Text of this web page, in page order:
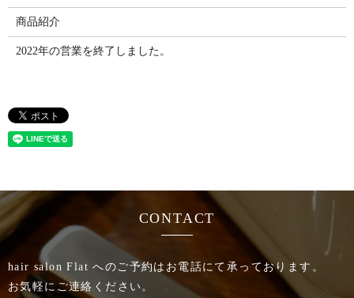
商品紹介
2022年の営業を終了しました。
CONTACT
hair salon Flat へのご予約はお電話にて承っております。
お気軽にご連絡ください。